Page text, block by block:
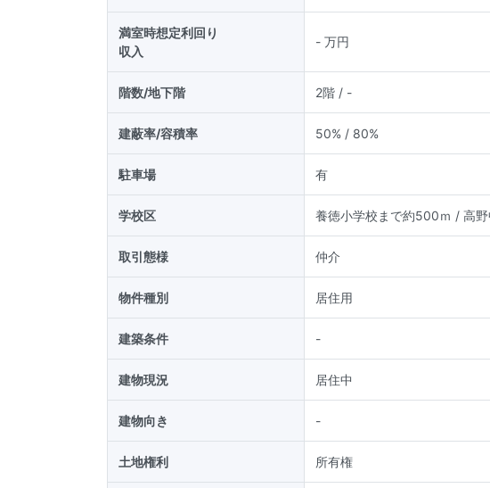
満室時想定利回り
収入
- 万円
階数/地下階 2階 / -
建蔽率/容積率 50% / 80%
駐車場 有
学校区 養徳小学校まで約500ｍ / 高
取引態様 仲介
物件種別 居住用
建築条件 -
建物現況 居住中
建物向き -
土地権利 所有権